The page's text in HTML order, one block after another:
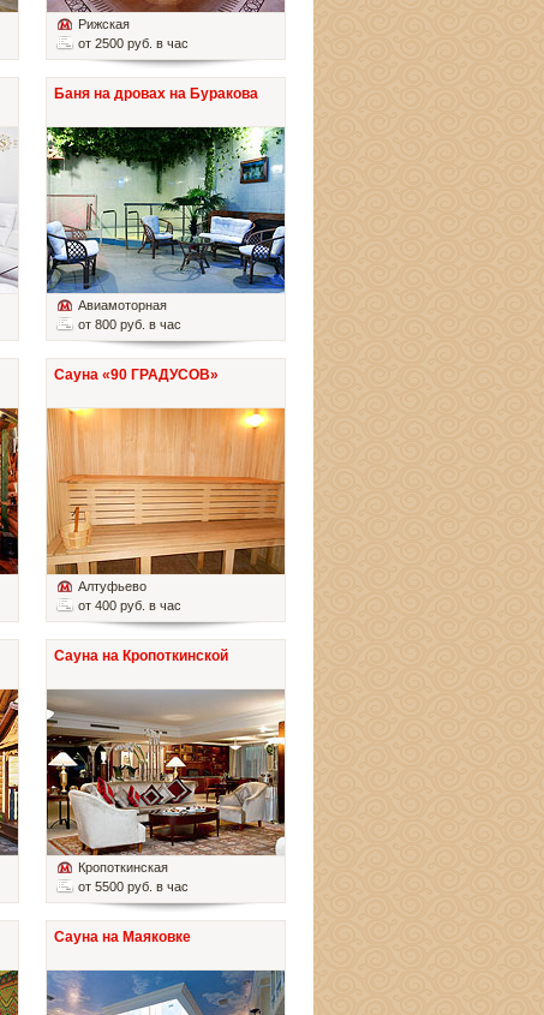
Рижская
от 2500 руб. в час
Баня на дровах на Буракова
Авиамоторная
от 800 руб. в час
Сауна «90 ГРАДУСОВ»
Алтуфьево
от 400 руб. в час
Сауна на Кропоткинской
Кропоткинская
от 5500 руб. в час
Сауна на Маяковке